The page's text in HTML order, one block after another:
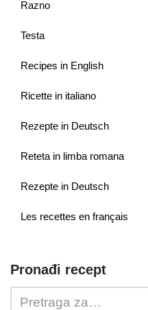
Razno
Testa
Recipes in English
Ricette in italiano
Rezepte in Deutsch
Reteta in limba romana
Rezepte in Deutsch
Les recettes en français
Pronađi recept